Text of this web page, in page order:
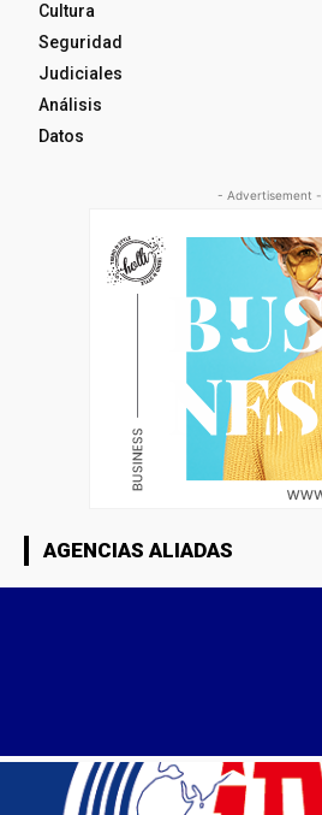
Cultura
Seguridad
Judiciales
Análisis
Datos
- Advertisement -
AGENCIAS ALIADAS